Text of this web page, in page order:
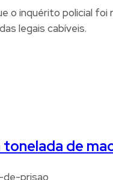
o inquérito policial
legais cabíveis.
de